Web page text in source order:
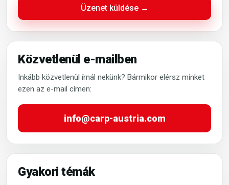
Üzenet küldése →
Közvetlenül e-mailben
Inkább közvetlenül írnál nekünk? Bármikor elérsz minket
ezen az e-mail címen:
info@carp-austria.com
Gyakori témák